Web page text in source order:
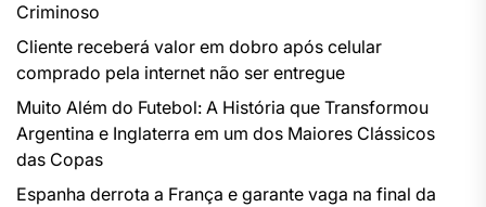
Criminoso
Cliente receberá valor em dobro após celular
comprado pela internet não ser entregue
Muito Além do Futebol: A História que Transformou
Argentina e Inglaterra em um dos Maiores Clássicos
das Copas
Espanha derrota a França e garante vaga na final da